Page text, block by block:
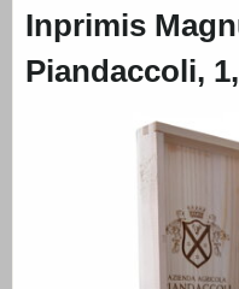
Inprimis
Piandaccoli,